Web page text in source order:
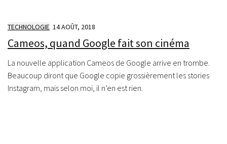
TECHNOLOGIE 14 AOÛT, 2018
Cameos, quand Google fait son cinéma
La nouvelle application Cameos de Google arrive en trombe.
Beaucoup diront que Google copie grossièrement les stories
Instagram, mais selon moi, il n’en est rien.